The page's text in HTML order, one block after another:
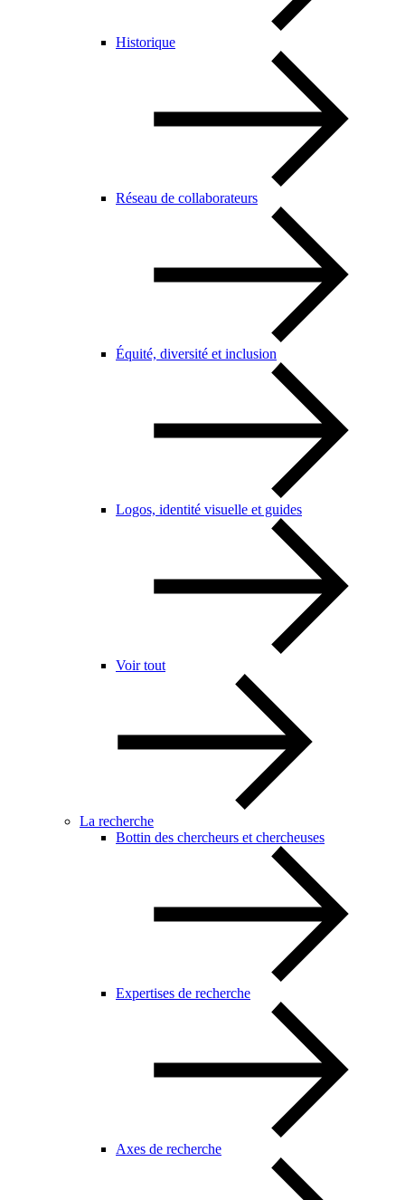
Historique
Réseau de collaborateurs
Équité, diversité et inclusion
Logos, identité visuelle et guides
Voir tout
La recherche
Bottin des chercheurs et chercheuses
Expertises de recherche
Axes de recherche